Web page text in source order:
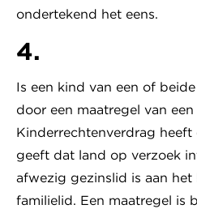
ondertekend het eens.
4.
Is een kind van een of
door een maatregel van
Kinderrechtenverdrag heeft
geeft dat land op verzoek
afwezig gezinslid is aan
familielid. Een maatregel is